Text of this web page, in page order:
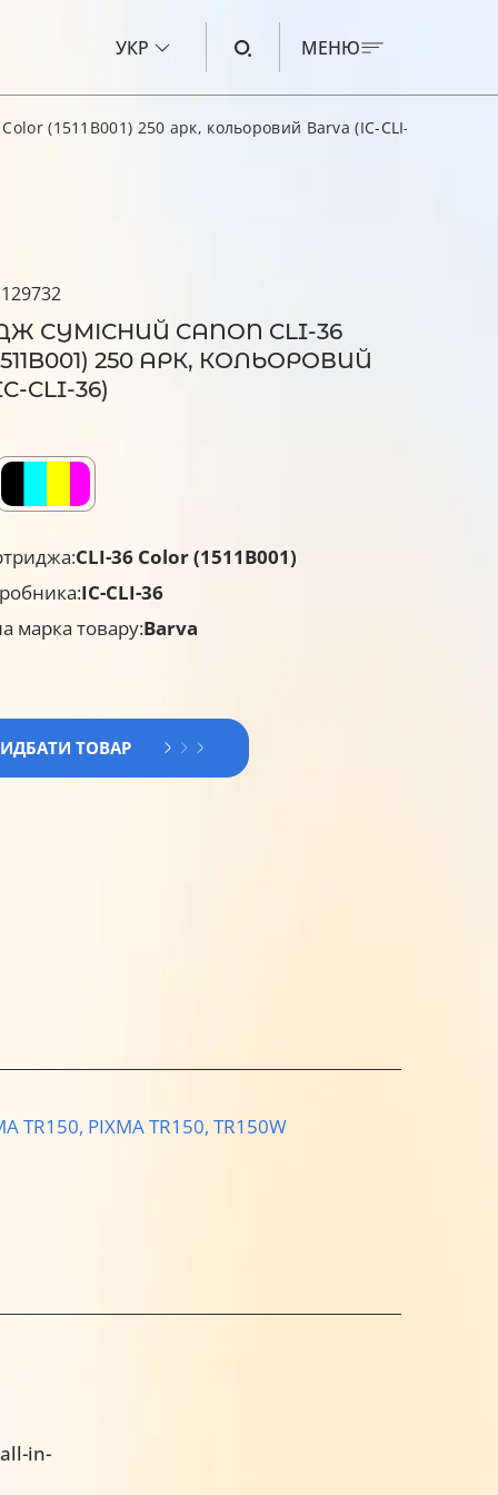
УКР МЕНЮ
РІДИНА ДЛЯ ОЧИЩЕННЯ
(1511B001) 250 арк, кольоровий Barva (IC-CLI-36)
СУМІСНИЙ CANON CLI-36
250 АРК, КОЛЬОРОВИЙ
CLI-36)
CLI-36 Color (1511B001)
IC-CLI-36
марка товару:Barva
ТОВАР
TR150, PIXMA TR150, TR150W
in-